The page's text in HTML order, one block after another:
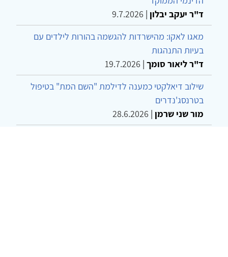
ד"ר יעקב יבלון |
9.7.2026
מאגו לאקו: מהישרדות להגשמה בהורות לילדים עם
בעיות התנהגות
ד"ר ליאור סומך |
19.7.2026
שילוב דיאלקטי כמענה לדילמת "השם המת" בטיפול
בטרנסג'נדרים
מור שני שרמן |
28.6.2026